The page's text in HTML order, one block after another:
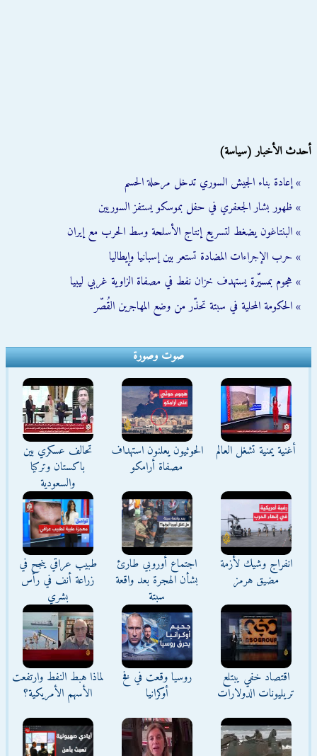
أحدث الأخبار (سياسة)
» إعادة بناء الجيش السوري تدخل مرحلة الحسم
» ظهور بشار الجعفري في حفل بموسكو يستفز السوريين
» البنتاغون يضغط لتسريع إنتاج الأسلحة وسط الحرب مع إيران
» حرب الإجراءات المضادة تستعر بين إسبانيا وإيطاليا
» هجوم بمسيّرة يستهدف خزان نفط في مصفاة الزاوية غربي ليبيا
» الحكومة المحلية في سبتة تحذّر من وضع المهاجرين القُصّر
صوت وصورة
أغنية يمنية تشغل العالم
الحوثيون يعلنون استهداف
مصفاة أرامكو
تحالف عسكري بين
باكستان وتركيا
والسعودية
انفراج وشيك لأزمة
مضيق هرمز
اجتماع أوروبي طارئ
بشأن الهجرة بعد واقعة
سبتة
طبيب عراقي ينجح في
زراعة أنف في رأس
بشري
اقتصاد خفي يبتلع
تريليونات الدولارات
روسيا وقعت في فخ
أوكرانيا
لماذا هبط النفط وارتفعت
الأسهم الأمريكية؟